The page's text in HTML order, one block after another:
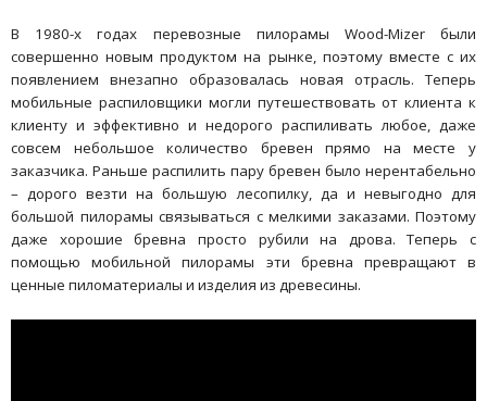
В 1980-х годах перевозные пилорамы Wood-Mizer были
совершенно новым продуктом на рынке, поэтому вместе с их
появлением внезапно образовалась новая отрасль. Теперь
мобильные распиловщики могли путешествовать от клиента к
клиенту и эффективно и недорого распиливать любое, даже
совсем небольшое количество бревен прямо на месте у
заказчика. Раньше распилить пару бревен было нерентабельно
– дорого везти на большую лесопилку, да и невыгодно для
большой пилорамы связываться с мелкими заказами. Поэтому
даже хорошие бревна просто рубили на дрова. Теперь с
помощью мобильной пилорамы эти бревна превращают в
ценные пиломатериалы и изделия из древесины.